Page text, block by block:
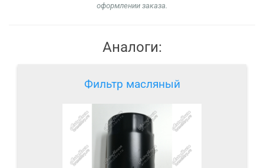
оформлении заказа.
Аналоги:
Фильтр масляный